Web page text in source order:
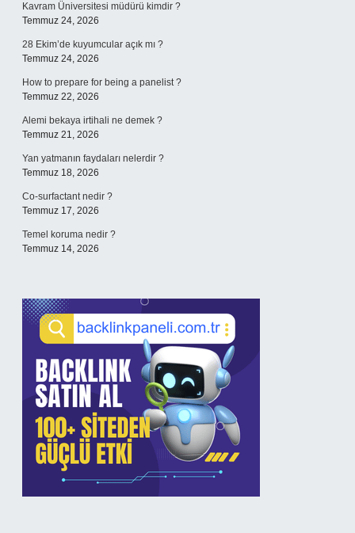
Kavram Üniversitesi müdürü kimdir ?
Temmuz 24, 2026
28 Ekim’de kuyumcular açık mı ?
Temmuz 24, 2026
How to prepare for being a panelist ?
Temmuz 22, 2026
Alemi bekaya irtihali ne demek ?
Temmuz 21, 2026
Yan yatmanın faydaları nelerdir ?
Temmuz 18, 2026
Co-surfactant nedir ?
Temmuz 17, 2026
Temel koruma nedir ?
Temmuz 14, 2026